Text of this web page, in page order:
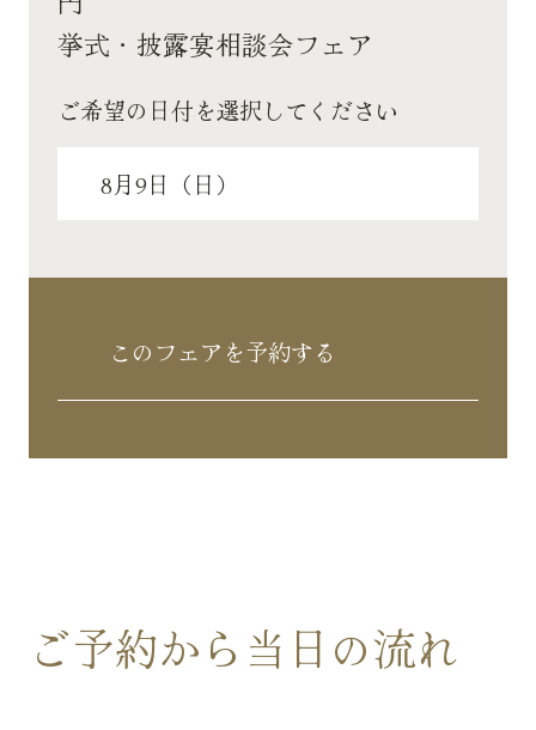
挙式・披露宴相談会フェア
ご希望の日付を選択してください
このフェアを予約する
ご予約から当日の流れ